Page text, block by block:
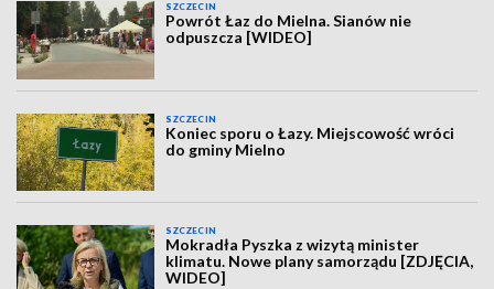
SZCZECIN
Powrót Łaz do Mielna. Sianów nie
odpuszcza [WIDEO]
SZCZECIN
Koniec sporu o Łazy. Miejscowość wróci
do gminy Mielno
SZCZECIN
Mokradła Pyszka z wizytą minister
klimatu. Nowe plany samorządu [ZDJĘCIA,
WIDEO]